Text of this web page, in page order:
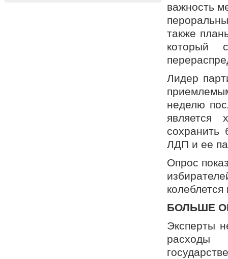
важность
также
который
Лидер
неделю
является
сохранить
ЛДП и ее
Опрос
БОЛЬШЕ
Эксперты